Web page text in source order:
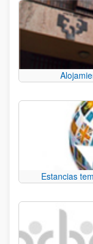
Estancias